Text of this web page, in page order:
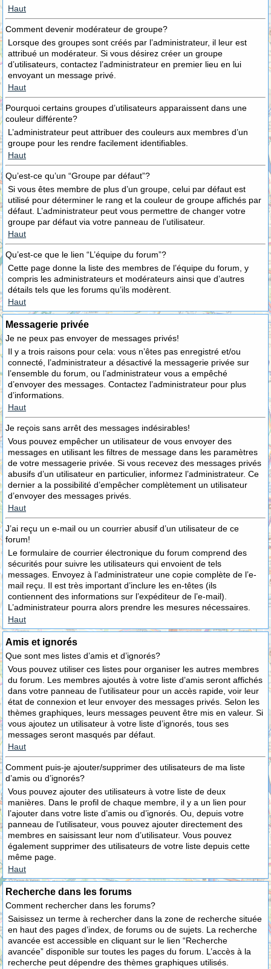
Haut
Comment devenir modérateur de groupe?
Lorsque des groupes sont créés par l’administrateur, il leur est
attribué un modérateur. Si vous désirez créer un groupe
d’utilisateurs, contactez l’administrateur en premier lieu en lui
envoyant un message privé.
Haut
Pourquoi certains groupes d’utilisateurs apparaissent dans une
couleur différente?
L’administrateur peut attribuer des couleurs aux membres d’un
groupe pour les rendre facilement identifiables.
Haut
Qu’est-ce qu’un “Groupe par défaut”?
Si vous êtes membre de plus d’un groupe, celui par défaut est
utilisé pour déterminer le rang et la couleur de groupe affichés par
défaut. L’administrateur peut vous permettre de changer votre
groupe par défaut via votre panneau de l’utilisateur.
Haut
Qu’est-ce que le lien “L’équipe du forum”?
Cette page donne la liste des membres de l’équipe du forum, y
compris les administrateurs et modérateurs ainsi que d’autres
détails tels que les forums qu’ils modèrent.
Haut
Messagerie privée
Je ne peux pas envoyer de messages privés!
Il y a trois raisons pour cela: vous n’êtes pas enregistré et/ou
connecté, l’administrateur a désactivé la messagerie privée sur
l’ensemble du forum, ou l’administrateur vous a empêché
d’envoyer des messages. Contactez l’administrateur pour plus
d’informations.
Haut
Je reçois sans arrêt des messages indésirables!
Vous pouvez empêcher un utilisateur de vous envoyer des
messages en utilisant les filtres de message dans les paramètres
de votre messagerie privée. Si vous recevez des messages privés
abusifs d’un utilisateur en particulier, informez l’administrateur. Ce
dernier a la possibilité d’empêcher complètement un utilisateur
d’envoyer des messages privés.
Haut
J’ai reçu un e-mail ou un courrier abusif d’un utilisateur de ce
forum!
Le formulaire de courrier électronique du forum comprend des
sécurités pour suivre les utilisateurs qui envoient de tels
messages. Envoyez à l’administrateur une copie complète de l’e-
mail reçu. Il est très important d’inclure les en-têtes (ils
contiennent des informations sur l’expéditeur de l’e-mail).
L’administrateur pourra alors prendre les mesures nécessaires.
Haut
Amis et ignorés
Que sont mes listes d’amis et d’ignorés?
Vous pouvez utiliser ces listes pour organiser les autres membres
du forum. Les membres ajoutés à votre liste d’amis seront affichés
dans votre panneau de l’utilisateur pour un accès rapide, voir leur
état de connexion et leur envoyer des messages privés. Selon les
thèmes graphiques, leurs messages peuvent être mis en valeur. Si
vous ajoutez un utilisateur à votre liste d’ignorés, tous ses
messages seront masqués par défaut.
Haut
Comment puis-je ajouter/supprimer des utilisateurs de ma liste
d’amis ou d’ignorés?
Vous pouvez ajouter des utilisateurs à votre liste de deux
manières. Dans le profil de chaque membre, il y a un lien pour
l’ajouter dans votre liste d’amis ou d’ignorés. Ou, depuis votre
panneau de l’utilisateur, vous pouvez ajouter directement des
membres en saisissant leur nom d’utilisateur. Vous pouvez
également supprimer des utilisateurs de votre liste depuis cette
même page.
Haut
Recherche dans les forums
Comment rechercher dans les forums?
Saisissez un terme à rechercher dans la zone de recherche située
en haut des pages d’index, de forums ou de sujets. La recherche
avancée est accessible en cliquant sur le lien “Recherche
avancée” disponible sur toutes les pages du forum. L’accès à la
recherche peut dépendre des thèmes graphiques utilisés.